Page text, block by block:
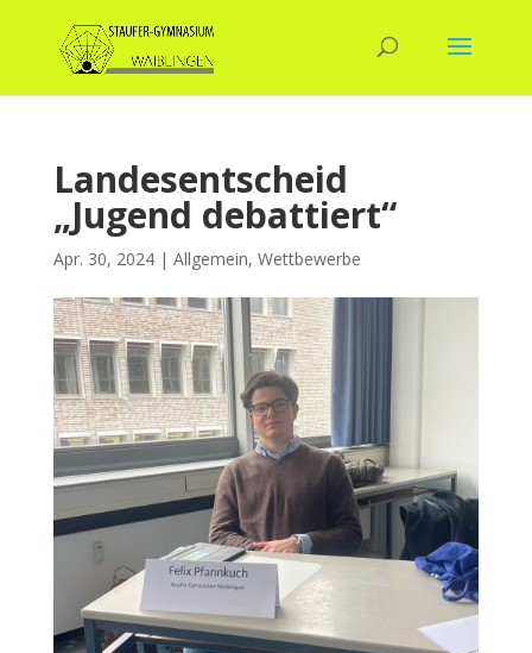
Landesentscheid
„Jugend debattiert“
Apr. 30, 2024| Allgemein, Wettbewerbe